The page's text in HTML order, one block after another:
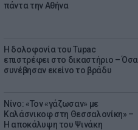
πάντα την Αθήνα
Η δολοφονία του Tupac
επιστρέφει στο δικαστήριο – Όσα
συνέβησαν εκείνο το βράδυ
Νίνο: «Τον «γάζωσαν» με
Καλάσνικοφ στη Θεσσαλονίκη» –
Η αποκάλυψη του Ψινάκη